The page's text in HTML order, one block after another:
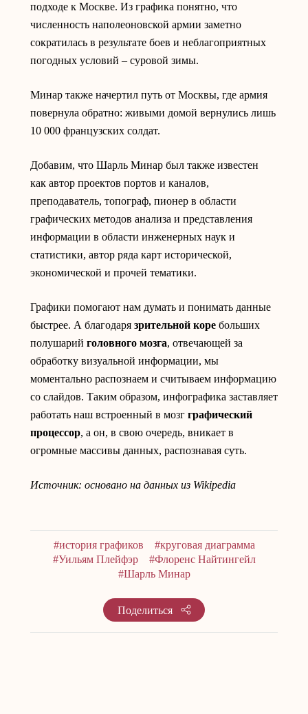
подходе к Москве. Из графика понятно, что
численность наполеоновской армии заметно
сократилась в результате боев и неблагоприятных
погодных условий – суровой зимы.
Минар также начертил путь от Москвы, где армия
повернула обратно: живыми домой вернулись лишь
10 000 французских солдат.
Добавим, что Шарль Минар был также известен
как автор проектов портов и каналов,
преподаватель, топограф, пионер в области
графических методов анализа и представления
информации в области инженерных наук и
статистики, автор ряда карт исторической,
экономической и прочей тематики.
Графики помогают нам думать и понимать данные
быстрее. А благодаря зрительной коре больших
полушарий головного мозга, отвечающей за
обработку визуальной информации, мы
моментально распознаем и считываем информацию
со слайдов. Таким образом, инфографика заставляет
работать наш встроенный в мозг графический
процессор, а он, в свою очередь, вникает в
огромные массивы данных, распознавая суть.
Источник: основано на данных из Wikipedia
#история графиков
#круговая диаграмма
#Уильям Плейфэр
#Флоренс Найтингейл
#Шарль Минар
Поделиться